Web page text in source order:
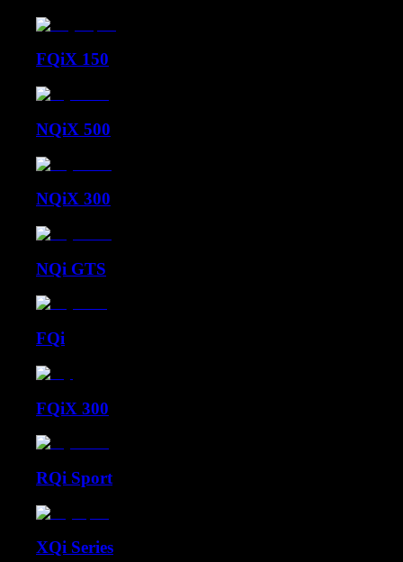
FQiX 150
NQiX 500
NQiX 300
NQi GTS
FQi
FQiX 300
RQi Sport
XQi Series